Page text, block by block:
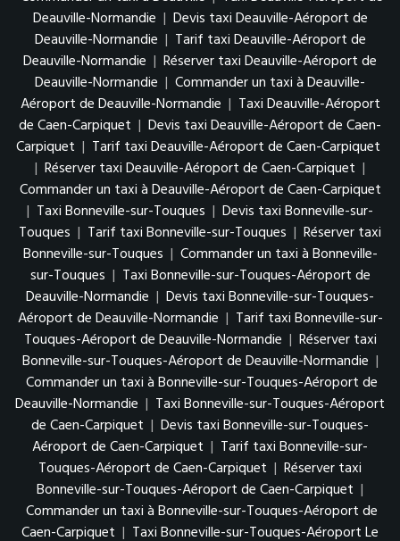
Deauville-Normandie | Devis taxi Deauville-Aéroport de
Deauville-Normandie | Tarif taxi Deauville-Aéroport de
Deauville-Normandie | Réserver taxi Deauville-Aéroport de
Deauville-Normandie | Commander un taxi à Deauville-
Aéroport de Deauville-Normandie | Taxi Deauville-Aéroport
de Caen-Carpiquet | Devis taxi Deauville-Aéroport de Caen-
Carpiquet | Tarif taxi Deauville-Aéroport de Caen-Carpiquet
| Réserver taxi Deauville-Aéroport de Caen-Carpiquet |
Commander un taxi à Deauville-Aéroport de Caen-Carpiquet
| Taxi Bonneville-sur-Touques | Devis taxi Bonneville-sur-
Touques | Tarif taxi Bonneville-sur-Touques | Réserver taxi
Bonneville-sur-Touques | Commander un taxi à Bonneville-
sur-Touques | Taxi Bonneville-sur-Touques-Aéroport de
Deauville-Normandie | Devis taxi Bonneville-sur-Touques-
Aéroport de Deauville-Normandie | Tarif taxi Bonneville-sur-
Touques-Aéroport de Deauville-Normandie | Réserver taxi
Bonneville-sur-Touques-Aéroport de Deauville-Normandie |
Commander un taxi à Bonneville-sur-Touques-Aéroport de
Deauville-Normandie | Taxi Bonneville-sur-Touques-Aéroport
de Caen-Carpiquet | Devis taxi Bonneville-sur-Touques-
Aéroport de Caen-Carpiquet | Tarif taxi Bonneville-sur-
Touques-Aéroport de Caen-Carpiquet | Réserver taxi
Bonneville-sur-Touques-Aéroport de Caen-Carpiquet |
Commander un taxi à Bonneville-sur-Touques-Aéroport de
Caen-Carpiquet | Taxi Bonneville-sur-Touques-Aéroport Le